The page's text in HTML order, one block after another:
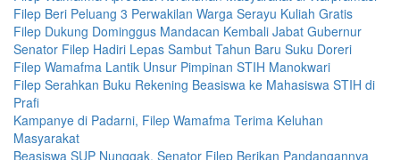
Filep Beri Peluang 3 Perwakilan Warga Serayu Kuliah Gratis
Filep Dukung Dominggus Mandacan Kembali Jabat Gubernur
Senator Filep Hadiri Lepas Sambut Tahun Baru Suku Doreri
Filep Wamafma Lantik Unsur Pimpinan STIH Manokwari
Filep Serahkan Buku Rekening Beasiswa ke Mahasiswa STIH di
Prafi
Kampanye di Padarni, Filep Wamafma Terima Keluhan
Masyarakat
Beasiswa SUP Nunggak, Senator Filep Berikan Pandangannya